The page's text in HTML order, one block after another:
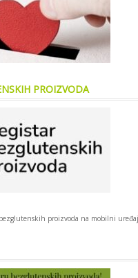
PROIZVODA
proizvoda na mobilni uređaj